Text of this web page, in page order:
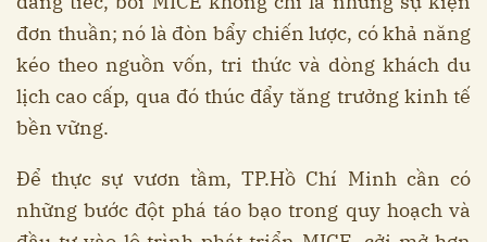
đơn thuần; nó là đòn bẩy chiến lược, có khả năng
kéo theo nguồn vốn, tri thức và dòng khách du
lịch cao cấp, qua đó thúc đẩy tăng trưởng kinh tế
bền vững.
Để thực sự vươn tầm, TP.Hồ Chí Minh cần có
những bước đột phá táo bạo trong quy hoạch và